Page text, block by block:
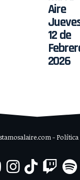
Aire
12 de
2026
- Política